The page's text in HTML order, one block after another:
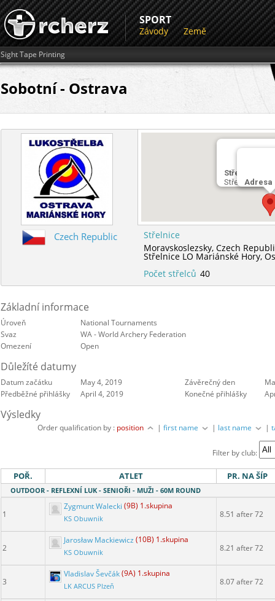
SPORT
Závody Země
Sight Tape Printing
Sobotní - Ostrava
Adresa
Střelnice
Střelnice LO
Czech Republic
Střelnice
Moravskoslezsky,Czech
Střelnice LO Mariánské Hory,
Počet střelců 40
Základní informace
Úroveň
National Tournaments
Svaz
WA - World Archery Federation
Omezení
Open
Důležíté datumy
Datum začátku May 4, 2019 Závěrečný den
Předběžné přihlášky
April 4, 2019 Konečné přihlášky
Výsledky
Order qualification by : position |first name | last name |
Filter by club:
POŘ. ATLET PR. NA ŠÍP
OUTDOOR - REFLEXNÍ LUK - SENIOŘI - MUŽI - 60M ROUND
1
Zygmunt Walecki (9B) 1.skupina
KS Obuwnik 8.51 after 72
2
Jarosław Mackiewicz (10B) 1.skupina
KS Obuwnik 8.21 after 72
3
Vladislav Ševčák(9A) 1.skupina
LK ARCUS Plzeň 8.07 after 72